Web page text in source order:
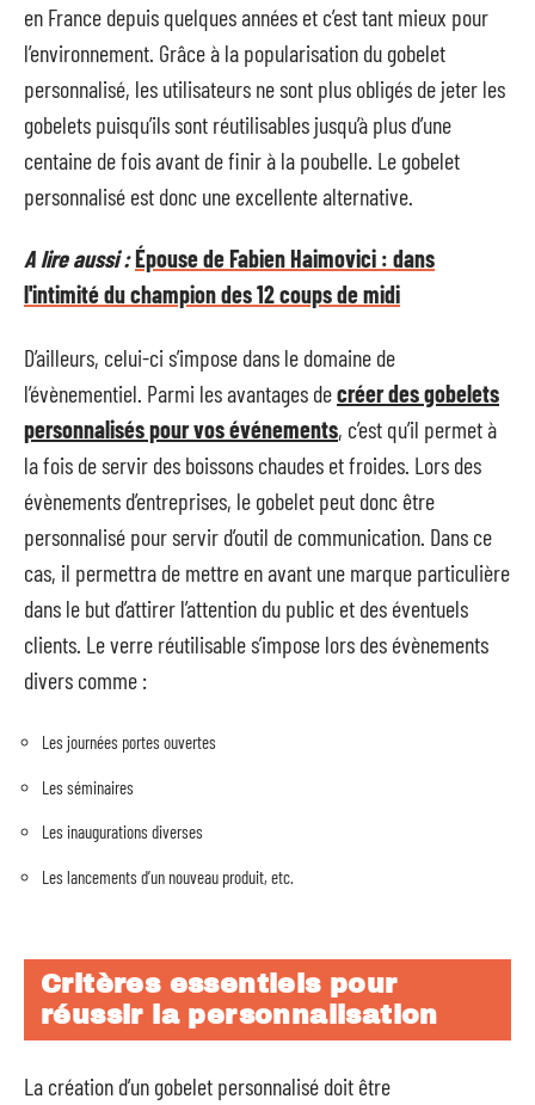
en France depuis quelques années et c’est tant mieux pour
l’environnement. Grâce à la popularisation du gobelet
personnalisé, les utilisateurs ne sont plus obligés de jeter les
gobelets puisqu’ils sont réutilisables jusqu’à plus d’une
centaine de fois avant de finir à la poubelle. Le gobelet
personnalisé est donc une excellente alternative.
A lire aussi :Épouse de Fabien Haimovici : dans
l'intimité du champion des 12 coups de midi
D’ailleurs, celui-ci s’impose dans le domaine de
l’évènementiel. Parmi les avantages decréer des gobelets
personnalisés pour vos événements, c’est qu’il permet à
la fois de servir des boissons chaudes et froides. Lors des
évènements d’entreprises, le gobelet peut donc être
personnalisé pour servir d’outil de communication. Dans ce
cas, il permettra de mettre en avant une marque particulière
dans le but d’attirer l’attention du public et des éventuels
clients. Le verre réutilisable s’impose lors des évènements
divers comme :
Les journées portes ouvertes
Les séminaires
Les inaugurations diverses
Les lancements d’un nouveau produit, etc.
Critères essentiels pour
réussir la personnalisation
La création d’un gobelet personnalisé doit être